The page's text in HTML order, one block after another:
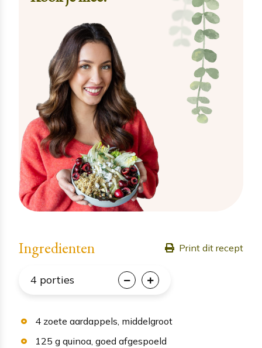
Ingredienten Print dit recept
4 porties
4 zoete aardappels, middelgroot
125 g quinoa, goed afgespoeld